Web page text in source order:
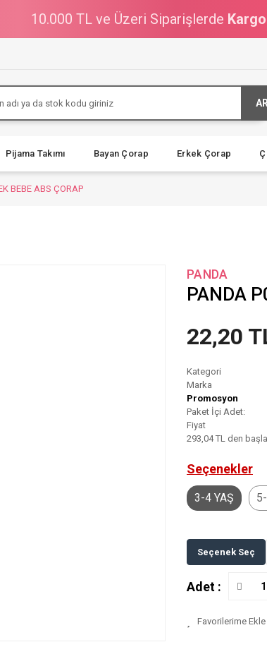
10.000 TL ve Üzeri Siparişlerde
Pijama Takımı Bayan Çorap Erkek Çorap
BEBE ABS ÇORAP
PANDA
PANDA
22,20
Kategori
Marka
Promosyon
Paket İçi Adet:
Fiyat
293,04 TL den
Seçenekler
3-4 YAŞ
Seçenek Seç
Adet :